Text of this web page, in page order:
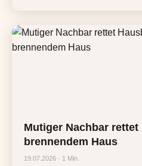
Mutiger Nachbar
brennendem Haus
19.07.2026 · 1 Min.